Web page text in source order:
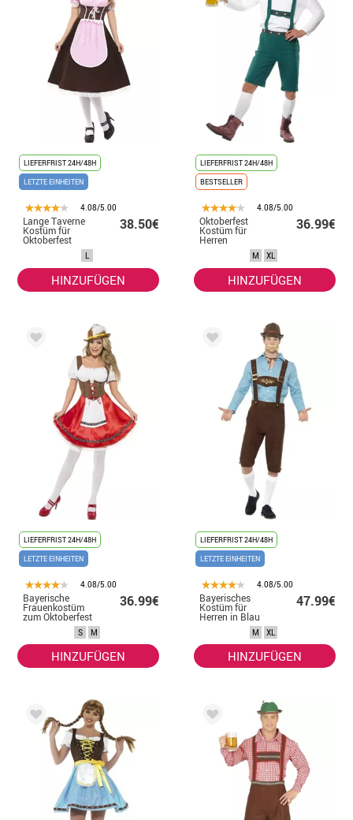
LIEFERFRIST 24H/48H
LETZTE EINHEITEN
4.08/5.00
Lange Taverne
Kostüm für
Oktoberfest
38.50€
L
HINZUFÜGEN
LIEFERFRIST 24H/48H
BESTSELLER
4.08/5.00
Oktoberfest
Kostüm für
Herren
36.99€
M XL
HINZUFÜGEN
LIEFERFRIST 24H/48H
LETZTE EINHEITEN
4.08/5.00
Bayerische
Frauenkostüm
zum Oktoberfest
36.99€
S M
HINZUFÜGEN
LIEFERFRIST 24H/48H
LETZTE EINHEITEN
4.08/5.00
Bayerisches
Kostüm für
Herren in Blau
47.99€
M XL
HINZUFÜGEN